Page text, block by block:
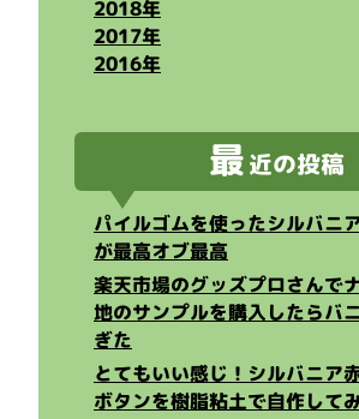
2018年
2017年
2016年
最近の投稿
パイルゴムを使ったシルバニ
が最高オブ最高
楽天市場のグッズプロさんで
地のサンプルを購入したらバ
ぎた
とてもいい感じ！シルバニア
ボタンを樹脂粘土で自作して